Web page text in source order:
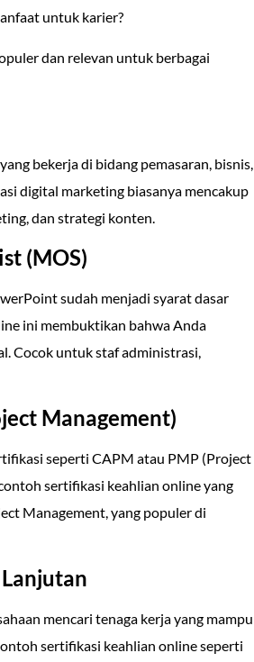
untuk karier?
dan relevan untuk berbagai
bekerja di bidang pemasaran, bisnis,
digital marketing biasanya mencakup
dan strategi konten.
(MOS)
sudah menjadi syarat dasar
ini membuktikan bahwa Anda
Cocok untuk staf administrasi,
Management)
seperti CAPM atau PMP (Project
sertifikasi keahlian online yang
Management, yang populer di
mencari tenaga kerja yang mampu
sertifikasi keahlian online seperti